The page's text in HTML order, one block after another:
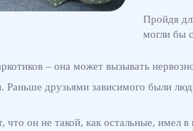
Пройдя
могли бы
– она может вызывать
друзьями зависимого были
что он не такой, как остальные,